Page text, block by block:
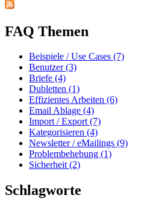
FAQ Themen
Beispiele / Use Cases (7)
Benutzer (3)
Briefe (4)
Dubletten (1)
Effizientes Arbeiten (6)
Email Ablage (4)
Import / Export (7)
Kategorisieren (4)
Newsletter / eMailings (9)
Problembehebung (1)
Sicherheit (2)
Schlagworte